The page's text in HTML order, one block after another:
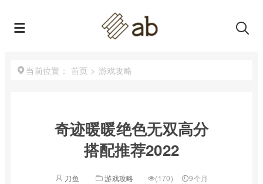
当前位置： 首页 > 游戏攻略
奇迹暖暖绝色无双高分
搭配推荐2022
刀鱼 游戏攻略 (170)
9个月